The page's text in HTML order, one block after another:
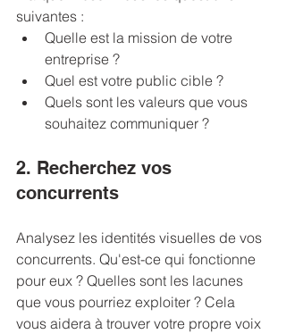
suivantes :
Quelle est la mission de votre
entreprise ?
Quel est votre public cible ?
Quels sont les valeurs que vous
souhaitez communiquer ?
2. Recherchez vos
concurrents
Analysez les identités visuelles de vos
concurrents. Qu'est-ce qui fonctionne
pour eux ? Quelles sont les lacunes
que vous pourriez exploiter ? Cela
vous aidera à trouver votre propre voix